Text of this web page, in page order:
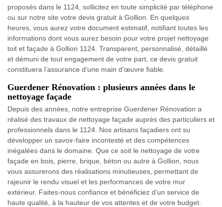
proposés dans le 1124, sollicitez en toute simplicité par téléphone
ou sur notre site votre devis gratuit à Gollion. En quelques
heures, vous aurez votre document estimatif, notifiant toutes les
informations dont vous aurez besoin pour votre projet nettoyage
toit et façade à Gollion 1124. Transparent, personnalisé, détaillé
et démuni de tout engagement de votre part, ce devis gratuit
constituera l’assurance d’une main d’œuvre fiable.
Guerdener Rénovation : plusieurs années dans le
nettoyage façade
Depuis des années, notre entreprise Guerdener Rénovation a
réalisé des travaux de nettoyage façade auprès des particuliers et
professionnels dans le 1124. Nos artisans façadiers ont su
développer un savoir-faire incontesté et des compétences
inégalées dans le domaine. Que ce soit le nettoyage de votre
façade en bois, pierre, brique, béton ou autre à Gollion, nous
vous assurerons des réalisations minutieuses, permettant de
rajeunir le rendu visuel et les performances de votre mur
extérieur. Faites-nous confiance et bénéficiez d’un service de
haute qualité, à la hauteur de vos attentes et de votre budget.